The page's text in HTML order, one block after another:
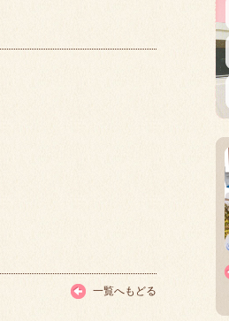
一覧へもどる